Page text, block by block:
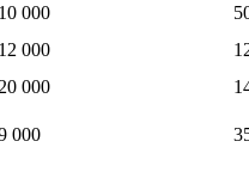
10 000
12 000
20 000
000